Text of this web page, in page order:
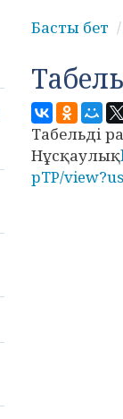
Басты бет
Табельді
Нұсқаулық
pTP/